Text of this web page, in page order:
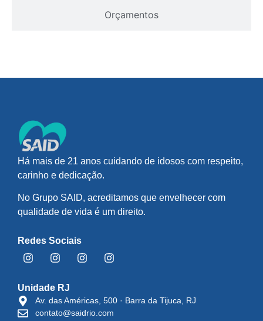
Orçamentos
Há mais de 21 anos cuidando de idosos com respeito,
carinho e dedicação.
No Grupo SAID, acreditamos que envelhecer com
qualidade de vida é um direito.
Redes Sociais
Unidade RJ
Av. das Américas, 500 · Barra da Tijuca, RJ
contato@saidrio.com